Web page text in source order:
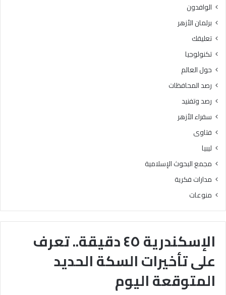
الإسكندرية ٤٥ دقيقة.. تعرف
على تأخيرات السكة الحديد
المتوقعة اليوم
الوافدون
برلمان الأزهر
تعليقك
تكنولوجيا
حول العالم
رصد المحافظات
رصد وتفنيد
سفراء الأزهر
فتاوى
ليبيا
مجمع البحوث الإسلامية
مدارات فكرية
منوعات